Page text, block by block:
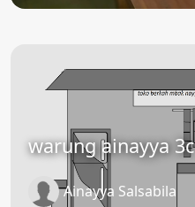
warung ainayya 3c
Ainayya Salsabila